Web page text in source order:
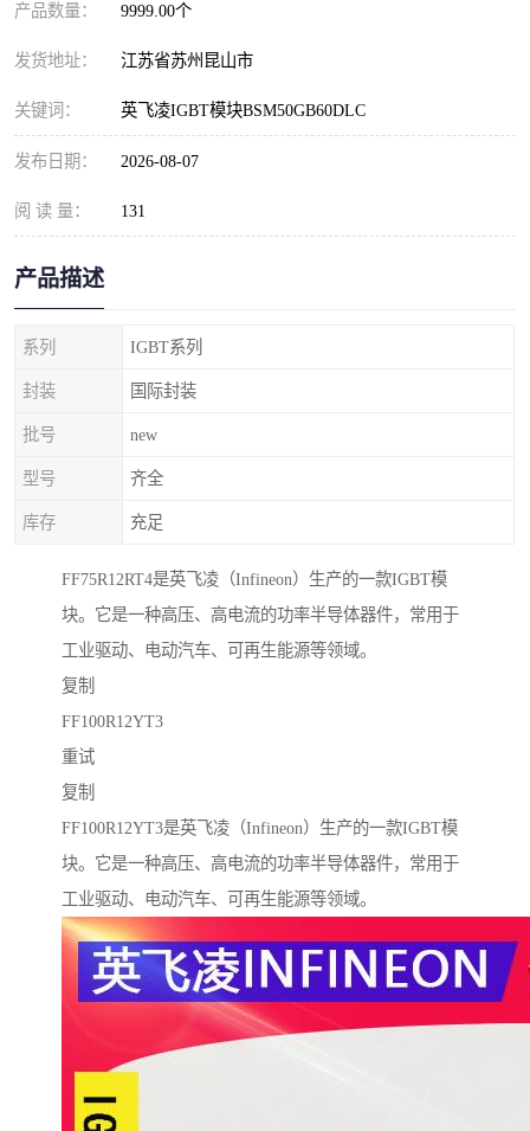
产品数量： 9999.00个
发货地址： 江苏省苏州昆山市
关键词： 英飞凌IGBT模块BSM50GB60DLC
发布日期： 2026-08-07
阅 读 量： 131
产品描述
系列 IGBT系列
封装 国际封装
批号 new
型号 齐全
库存 充足
FF75R12RT4是英飞凌（Infineon）生产的一款IGBT模
块。它是一种高压、高电流的功率半导体器件，常用于
工业驱动、电动汽车、可再生能源等领域。
复制
FF100R12YT3
重试
复制
FF100R12YT3是英飞凌（Infineon）生产的一款IGBT模
块。它是一种高压、高电流的功率半导体器件，常用于
工业驱动、电动汽车、可再生能源等领域。